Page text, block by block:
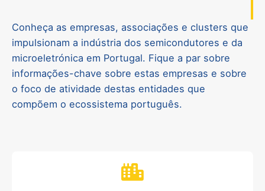
Conheça as empresas, associações e clusters que
impulsionam a indústria dos semicondutores e da
microeletrónica em Portugal. Fique a par sobre
informações-chave sobre estas empresas e sobre
o foco de atividade destas entidades que
compõem o ecossistema português.